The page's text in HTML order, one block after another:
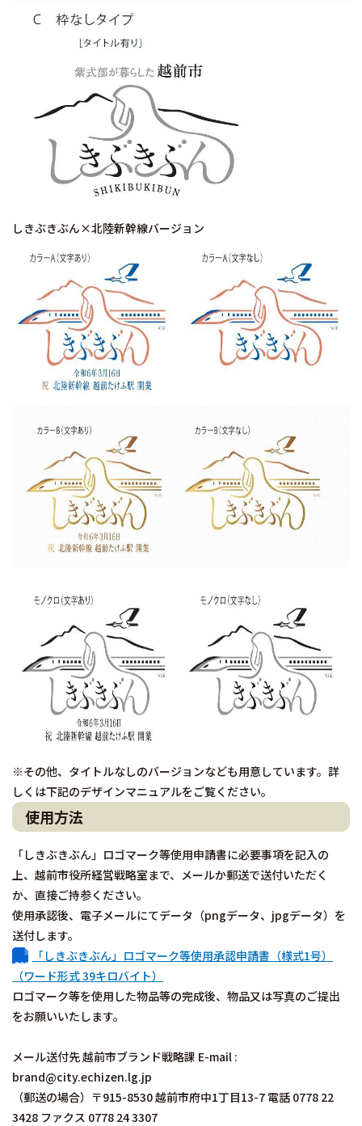
しきぶきぶん×北陸新幹線バージョン
※その他、タイトルなしのバージョンなども用意しています。詳
しくは下記のデザインマニュアルをご覧ください。
使用方法
「しきぶきぶん」ロゴマーク等使用申請書に必要事項を記入の
上、越前市役所経営戦略室まで、メールか郵送で送付いただく
か、直接ご持参ください。
使用承認後、電子メールにてデータ（pngデータ、jpgデータ）を
送付します。
「しきぶきぶん」ロゴマーク等使用承認申請書（様式1号）
（ワード形式 39キロバイト）
ロゴマーク等を使用した物品等の完成後、物品又は写真のご提出
をお願いいたします。
メール送付先 越前市ブランド戦略課 E-mail :
brand@city.echizen.lg.jp
（郵送の場合）〒915-8530 越前市府中1丁目13-7 電話 0778 22
3428 ファクス 0778 24 3307